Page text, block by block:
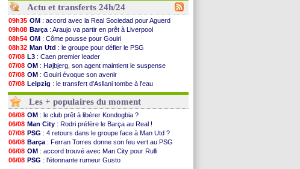
Actu et transferts 24h/24
09h35 OM : accord avec la Real Sociedad pour Aguerd
09h08 Barça : Araujo va partir en prêt à Liverpool
08h54 OM : Côme pousse pour Gouiri
08h32 Man Utd : le groupe pour défier le PSG
07/08 L3 : Caen premier leader
07/08 OM : Højbjerg, son agent maintient le suspense
07/08 OM : Gouiri évoque son avenir
07/08 Leipzig : le transfert d'Asllani tombe à l'eau
07/08 L3: 1ère utilisation du Football Video Support
07/08
OM: Benatia envoie une pique à Longoria
07/08 Villarreal: Al-Ahli veut Pape Gueye
07/08 Lyon: la dernière saison de Fonseca ?
07/08 OM : un nouveau prétendant pour Højbjerg
07/08 Brest : un gardien norvégien en approche ?
07/08 OM: McCourt a versé 120 M€ en 2026
07/08 PSG : 4 retours dans le groupe face à Man Utd ...
07/08 Nice : Kevin Carlos va partir en Italie
Les + populaires du moment
06/08 OM : le club prêt à libérer Kondogbia ?
06/08 Man City : Rodri préfère le Barça au Real !
07/08 PSG : 4 retours dans le groupe face à Man Utd ?
06/08 Barça : Ferran Torres donne son feu vert au PSG
06/08 OM : accord trouvé avec Man City pour Rulli
06/08 PSG : l'étonnante rumeur Gusto